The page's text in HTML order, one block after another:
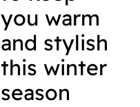
you warm
and stylish
this winter
season